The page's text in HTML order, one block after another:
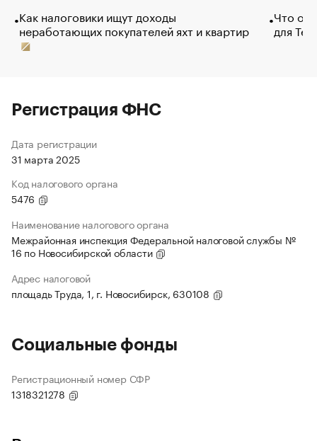
Как налоговики ищут доходы
неработающих покупателей яхт и квартир
Что
для
Регистрация ФНС
Дата регистрации
31 марта 2025
Код налогового органа
5476
Наименование налогового органа
Межрайонная инспекция Федеральной налоговой службы №
16 по Новосибирской области
Адрес налоговой
площадь Труда, 1, г. Новосибирск, 630108
Социальные фонды
Регистрационный номер СФР
1318321278